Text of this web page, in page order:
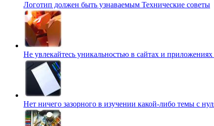
Логотип должен быть узнаваемым Технические советы
Не увлекайтесь уникальностью в сайтах и приложениях
Нет ничего зазорного в изучении какой-либо темы с